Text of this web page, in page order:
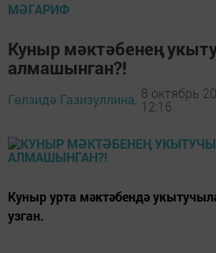
МӘГАРИФ
Куныр мәктәбенең
алмашынган?!
Гөлзидә Газизуллина, 8 октябрь
12:16
Куныр урта мәктәбендә
узган.